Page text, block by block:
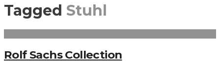
Tagged Stuhl
Rolf Sachs Collection